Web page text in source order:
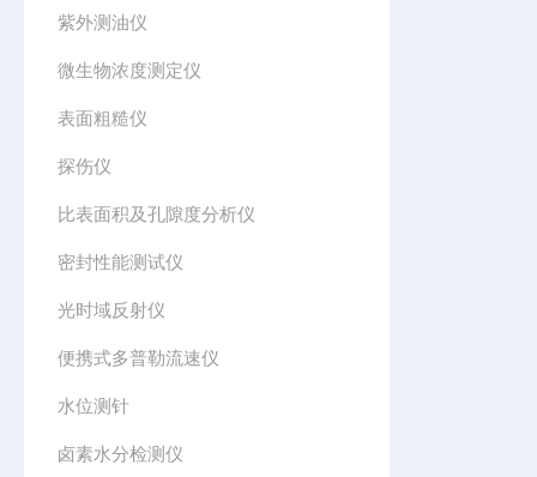
紫外测油仪
微生物浓度测定仪
表面粗糙仪
探伤仪
比表面积及孔隙度分析仪
密封性能测试仪
光时域反射仪
便携式多普勒流速仪
水位测针
卤素水分检测仪